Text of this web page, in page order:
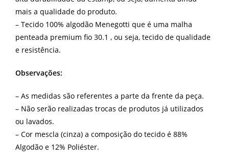
mais a qualidade do produto.
– Tecido 100% algodão Menegotti que é uma malha
penteada premium fio 30.1 , ou seja, tecido de qualidade
e resistência.
Observações:
– As medidas são referentes a parte da frente da peça.
– Não serão realizadas trocas de produtos já utilizados
ou lavados.
– Cor mescla (cinza) a composição do tecido é 88%
Algodão e 12% Poliéster.